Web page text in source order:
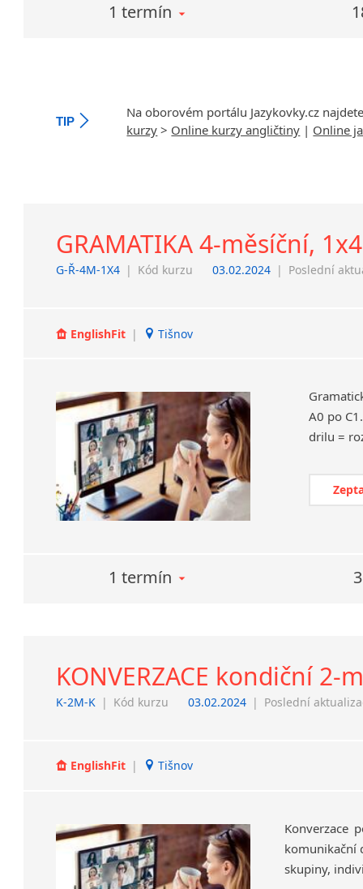
1 termín
TIP
Na oborovém portálu Jazykovky.cz
kurzy > Online kurzy angličtiny | Online
GRAMATIKA 4-měsíční,
G-Ř-4M-1X4 | Kód kurzu 03.02.2024 | Poslední
EnglishFit | Tišnov
A0 po
1 termín
KONVERZACE kondiční
K-2M-K | Kód kurzu 03.02.2024 | Poslední
EnglishFit | Tišnov
Konverzace
komunikační